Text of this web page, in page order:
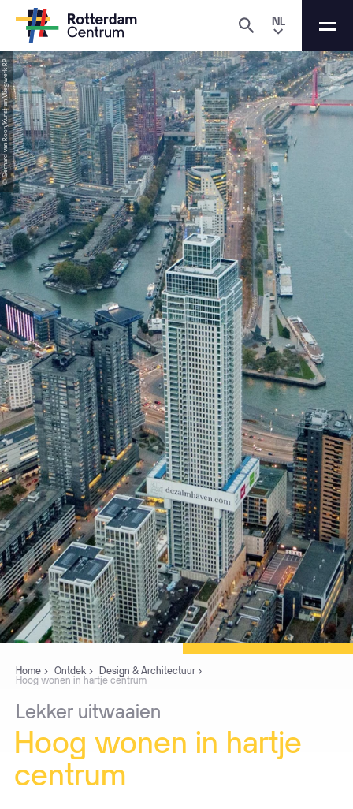
NL
Home Ontdek
Design & Architectuur
Hoog wonen in hartje centrum
Lekker uitwaaien
Hoog wonen in hartje
centrum
© Gerhard van Roon/Kunst en Vliegwerk RP